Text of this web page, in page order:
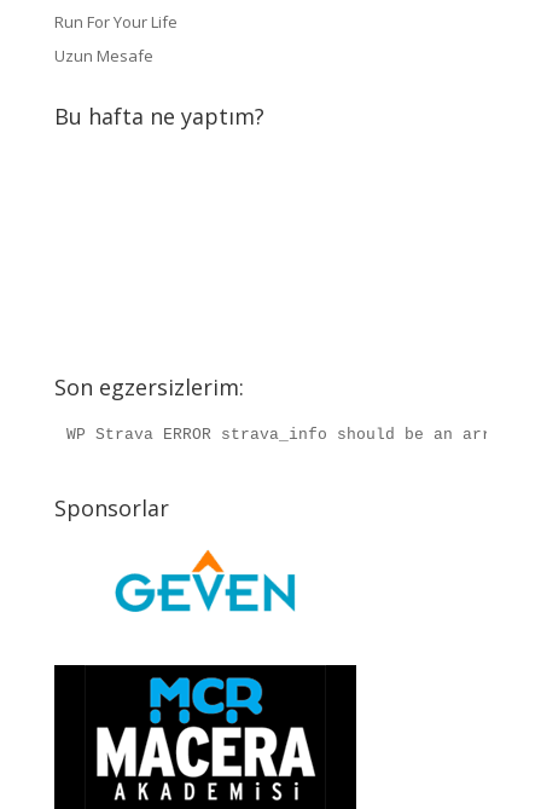
Run For Your Life
Uzun Mesafe
Bu hafta ne yaptım?
Son egzersizlerim:
WP Strava ERROR strava_info should be an
Sponsorlar